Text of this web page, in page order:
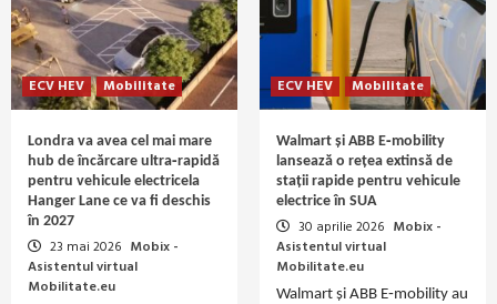
ECV HEV Mobilitate
Londra va avea cel mai mare
hub de încărcare ultra‑rapidă
pentru vehicule electricela
Hanger Lane ce va fi deschis
în 2027
23 mai 2026 Mobix -
Asistentul virtual
Mobilitate.eu
ECV HEV Mobilitate
Walmart și ABB E‑mobility
lansează o rețea extinsă de
stații rapide pentru vehicule
electrice în SUA
30 aprilie 2026 Mobix -
Asistentul virtual
Mobilitate.eu
Walmart și ABB E‑mobility au